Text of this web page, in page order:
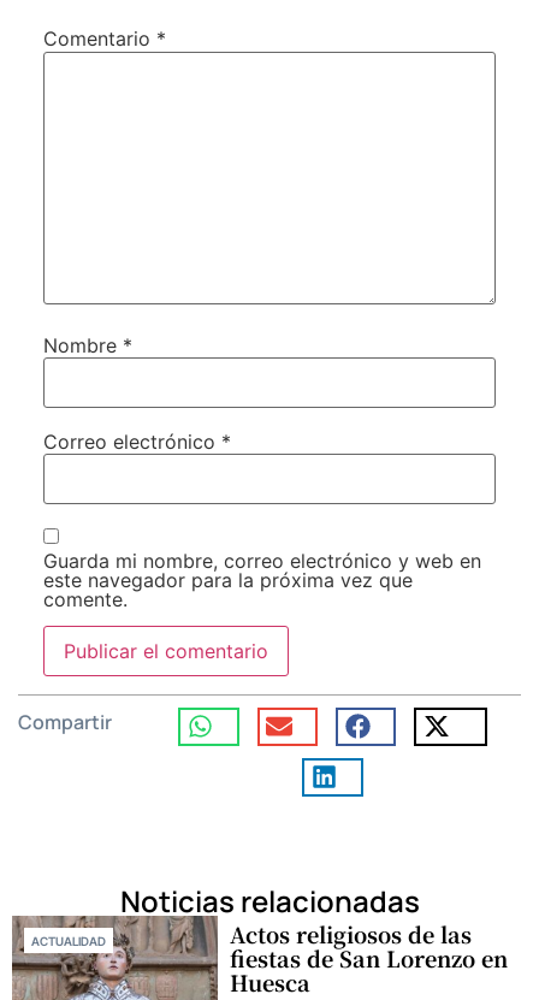
Comentario *
Nombre *
Correo electrónico *
Guarda mi nombre, correo electrónico y web en
este navegador para la próxima vez que
comente.
Compartir
Noticias relacionadas
ACTUALIDAD Actos religiosos de las
fiestas de San Lorenzo en
Huesca